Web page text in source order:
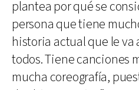
plantea por qué se
persona que tiene
historia actual que le va
todos. Tiene canciones
mucha coreografía,